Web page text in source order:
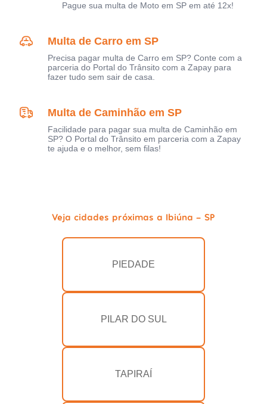
Pague sua multa de Moto em SP em até 12x!
Multa de Carro em SP
Precisa pagar multa de Carro em SP? Conte com a
parceria do Portal do Trânsito com a Zapay para
fazer tudo sem sair de casa.
Multa de Caminhão em SP
Facilidade para pagar sua multa de Caminhão em
SP? O Portal do Trânsito em parceria com a Zapay
te ajuda e o melhor, sem filas!
Veja cidades próximas a Ibiúna - SP
PIEDADE
PILAR DO SUL
TAPIRAÍ